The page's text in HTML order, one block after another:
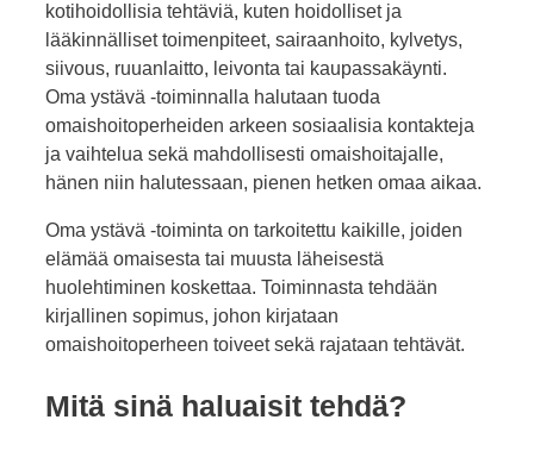
kotihoidollisia tehtäviä, kuten hoidolliset ja
lääkinnälliset toimenpiteet, sairaanhoito, kylvetys,
siivous, ruuanlaitto, leivonta tai kaupassakäynti.
Oma ystävä -toiminnalla halutaan tuoda
omaishoitoperheiden arkeen sosiaalisia kontakteja
ja vaihtelua sekä mahdollisesti omaishoitajalle,
hänen niin halutessaan, pienen hetken omaa aikaa.
Oma ystävä -toiminta on tarkoitettu kaikille, joiden
elämää omaisesta tai muusta läheisestä
huolehtiminen koskettaa. Toiminnasta tehdään
kirjallinen sopimus, johon kirjataan
omaishoitoperheen toiveet sekä rajataan tehtävät.
Mitä sinä haluaisit tehdä?